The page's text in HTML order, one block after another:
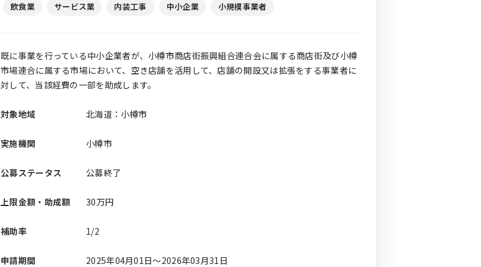
飲食業
サービス業 内装工事 中小企業 小規模事業者
既に事業を行っている中小企業者が、小樽市商店街振興組合連合会に属する商店街及び小樽
市場連合に属する市場において、空き店舗を活用して、店舗の開設又は拡張をする事業者に
対して、当該経費の一部を助成します。
対象地域 北海道：小樽市
実施機関 小樽市
公募ステータス 公募終了
上限金額・助成額 30万円
補助率 1/2
申請期間 2025年04月01日〜2026年03月31日